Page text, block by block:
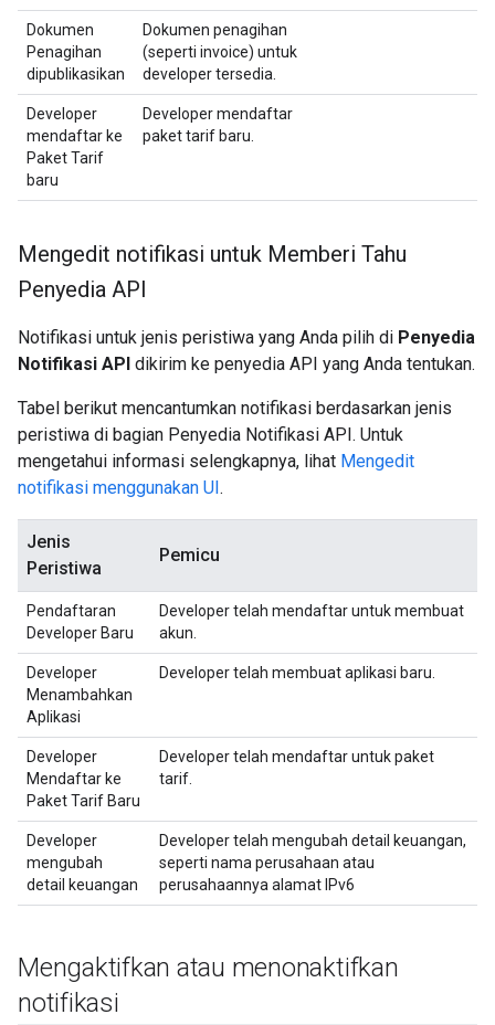
Dokumen
Penagihan
dipublikasikan
Dokumen penagihan
(seperti invoice) untuk
developer tersedia.
Developer
mendaftar ke
Paket Tarif
baru
Developer mendaftar
paket tarif baru.
Mengedit notifikasi untuk Memberi Tahu
Penyedia API
Notifikasi untuk jenis peristiwa yang Anda pilih di Penyedia
Notifikasi API dikirim ke penyedia API yang Anda tentukan.
Tabel berikut mencantumkan notifikasi berdasarkan jenis
peristiwa di bagian Penyedia Notifikasi API. Untuk
mengetahui informasi selengkapnya, lihat Mengedit
notifikasi menggunakan UI.
Jenis
Peristiwa
Pemicu
Pendaftaran
Developer Baru
Developer telah mendaftar untuk membuat
akun.
Developer
Menambahkan
Aplikasi
Developer telah membuat aplikasi baru.
Developer
Mendaftar ke
Paket Tarif Baru
Developer telah mendaftar untuk paket
tarif.
Developer
mengubah
detail keuangan
Developer telah mengubah detail keuangan,
seperti nama perusahaan atau
perusahaannya alamat IPv6
Mengaktifkan atau menonaktifkan
notifikasi